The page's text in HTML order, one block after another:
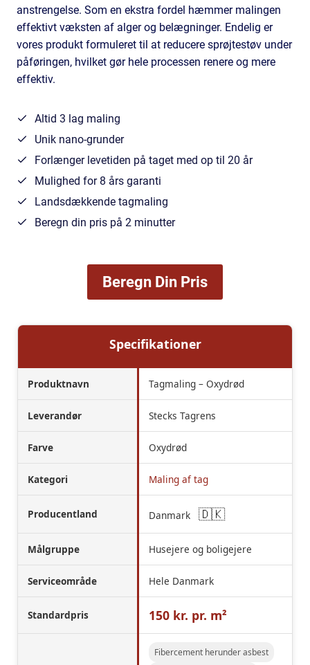
anstrengelse. Som en ekstra fordel hæmmer malingen
effektivt væksten af alger og belægninger. Endelig er
vores produkt formuleret til at reducere sprøjtestøv under
påføringen, hvilket gør hele processen renere og mere
effektiv.
Altid 3 lag maling
Unik nano-grunder
Forlænger levetiden på taget med op til 20 år
Mulighed for 8 års garanti
Landsdækkende tagmaling
Beregn din pris på 2 minutter
Beregn Din Pris
Specifikationer
Produktnavn Tagmaling – Oxydrød
Leverandør Stecks Tagrens
Farve Oxydrød
Kategori Maling af tag
Producentland Danmark 🇩🇰
Målgruppe Husejere og boligejere
Serviceområde Hele Danmark
Standardpris 150 kr. pr. m²
Fibercement herunder asbest